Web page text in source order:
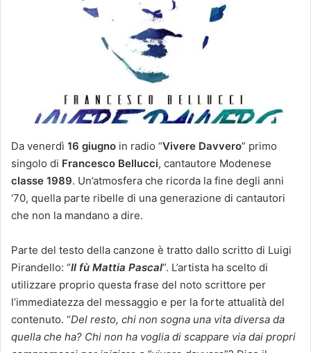
Da venerdì 16 giugno in radio “Vivere Davvero” primo
singolo di Francesco Bellucci, cantautore Modenese
classe 1989. Un’atmosfera che ricorda la fine degli anni
‘70, quella parte ribelle di una generazione di cantautori
che non la mandano a dire.
Parte del testo della canzone è tratto dallo scritto di Luigi
Pirandello: “Il fù Mattia Pascal”. L’artista ha scelto di
utilizzare proprio questa frase del noto scrittore per
l’immediatezza del messaggio e per la forte attualità del
contenuto. “Del resto, chi non sogna una vita diversa da
quella che ha? Chi non ha voglia di scappare via dai propri